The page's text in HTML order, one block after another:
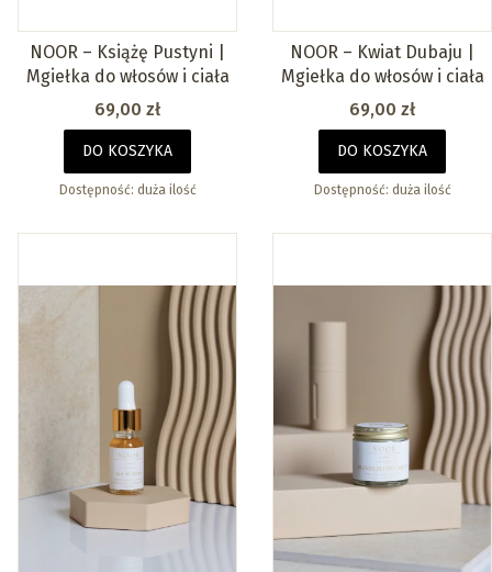
NOOR – Książę Pustyni |
Mgiełka do włosów i ciała
Cena
69,00 zł
DO KOSZYKA
Dostępność: duża ilość
NOOR – Kwiat Dubaju |
Mgiełka do włosów i ciała
Cena
69,00 zł
DO KOSZYKA
Dostępność: duża ilość